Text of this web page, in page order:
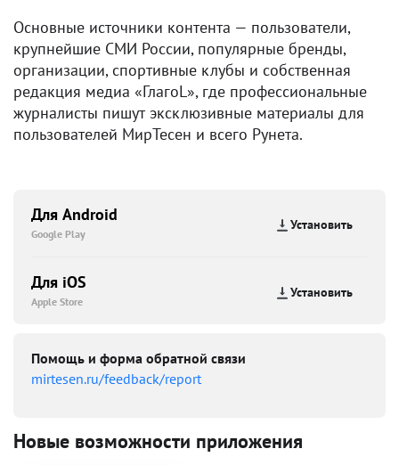
Основные источники контента — пользователи,
крупнейшие СМИ России, популярные бренды,
организации, спортивные клубы и собственная
редакция медиа «ГлагоL», где профессиональные
журналисты пишут эксклюзивные материалы для
пользователей МирТесен и всего Рунета.
Для Android
Google Play
Установить
Для iOS
Apple Store
Установить
Помощь и форма обратной связи
mirtesen.ru/feedback/report
Новые возможности приложения